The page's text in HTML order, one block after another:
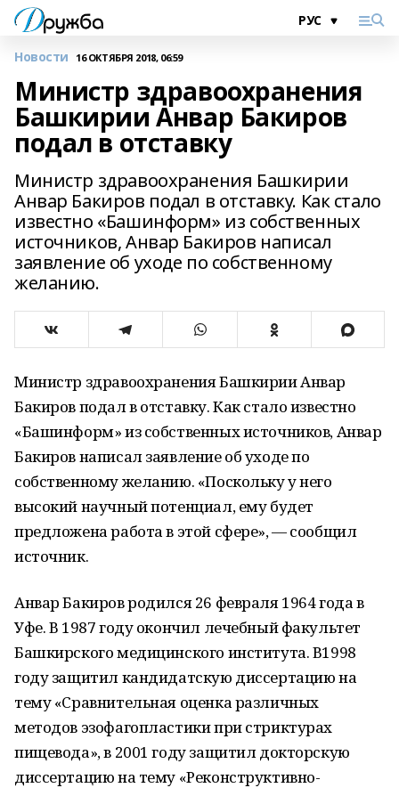
Новости 16 ОКТЯБРЯ 2018, 06:59
Министр здравоохранения
Башкирии Анвар Бакиров
подал в отставку
Министр здравоохранения Башкирии
Анвар Бакиров подал в отставку. Как стало
известно «Башинформ» из собственных
источников, Анвар Бакиров написал
заявление об уходе по собственному
желанию.
Министр здравоохранения Башкирии Анвар
Бакиров подал в отставку. Как стало известно
«Башинформ» из собственных источников, Анвар
Бакиров написал заявление об уходе по
собственному желанию. «Поскольку у него
высокий научный потенциал, ему будет
предложена работа в этой сфере», — сообщил
источник.
Анвар Бакиров родился 26 февраля 1964 года в
Уфе. В 1987 году окончил лечебный факультет
Башкирского медицинского института. В1998
году защитил кандидатскую диссертацию на
тему «Сравнительная оценка различных
методов эзофагопластики при стриктурах
пищевода», в 2001 году защитил докторскую
диссертацию на тему «Реконструктивно-